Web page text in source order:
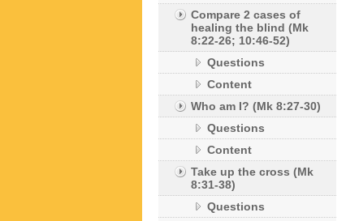
Compare 2 cases of
healing the blind (Mk
8:22-26; 10:46-52)
Questions
Content
Who am I? (Mk 8:27-30)
Questions
Content
Take up the cross (Mk
8:31-38)
Questions